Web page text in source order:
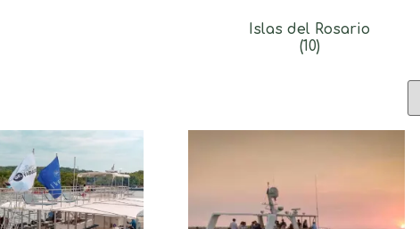
Islas del Rosario
(10)